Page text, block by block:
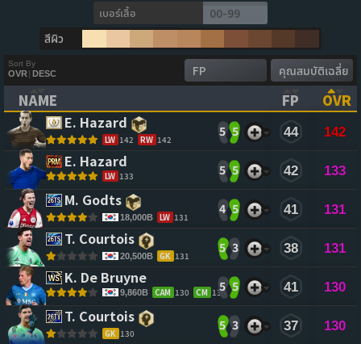
เบอร์เสื้อ
สีผิว
Sort By
OVR| DESC
NAME
(CLICK TO CLEAR SORTING)
FP
OVR
E. Hazard
LW 142 RW 142
5 5 44 142
E. Hazard
LW 133 5 5 42 133
M. Godts
18,000B LW 131
4 5 41 131
T. Courtois
20,500B GK 131
5 3 38 131
K. De Bruyne
9,860B CAM 130 CM 130
5 5 41 130
T. Courtois
GK 130
5 3 37 130